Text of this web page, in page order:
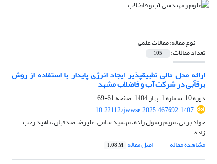
نوع مقاله:مقالات علمی
تعداد مقالات: 105
ارائه مدل مالی تطبیق‎پذیر ایجاد انرژی پایدار با استفاده از روش
برق‎آبی در شرکت آب و فاضلاب مشهد
دوره 10، شماره 1، بهار 1404، صفحه
61-69
10.22112/jwwse.2025.467692.1407
جواد براتی، مریم رسول زاده، مهشید سامی، علیرضا صدقیان، ناهید رجب
زاده
مشاهده مقاله
اصل مقاله 1.08 M